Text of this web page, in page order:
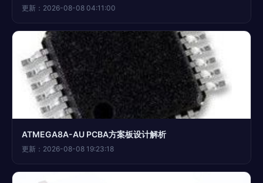
更新：2026-08-08 04:11:00
ATMEGA8A-AU PCBA方案板设计解析
更新：2026-08-08 19:23:18